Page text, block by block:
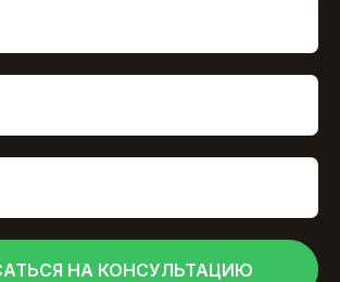
НА КОНСУЛЬТАЦИЮ